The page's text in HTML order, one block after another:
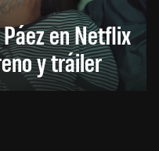
en Netflix
y tráiler